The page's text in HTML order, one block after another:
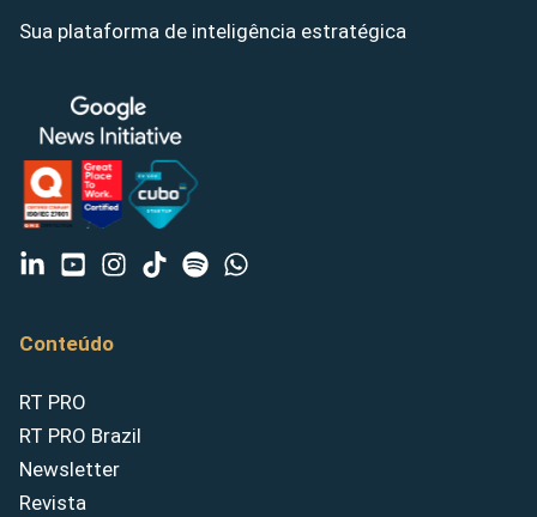
Sua plataforma de inteligência estratégica
Conteúdo
RT PRO
RT PRO Brazil
Newsletter
Revista